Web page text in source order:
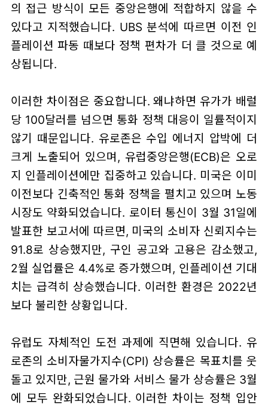
의 접근 방식이 모든 중앙은행에 적합하지 않을 수
있다고 지적했습니다. UBS 분석에 따르면 이전 인
플레이션 파동 때보다 정책 편차가 더 클 것으로 예
상됩니다.
이러한 차이점은 중요합니다. 왜냐하면 유가가 배럴
당 100달러를 넘으면 통화 정책 대응이 일률적이지
않기 때문입니다. 유로존은 수입 에너지 압박에 더
크게 노출되어 있으며, 유럽중앙은행(ECB)은 오로
지 인플레이션에만 집중하고 있습니다. 미국은 이미
이전보다 긴축적인 통화 정책을 펼치고 있으며 노동
시장도 약화되었습니다. 로이터 통신이 3월 31일에
발표한 보고서에 따르면, 미국의 소비자 신뢰지수는
91.8로 상승했지만, 구인 공고와 고용은 감소했고,
2월 실업률은 4.4%로 증가했으며, 인플레이션 기대
치는 급격히 상승했습니다. 이러한 환경은 2022년
보다 불리한 상황입니다.
유럽도 자체적인 도전 과제에 직면해 있습니다. 유
로존의 소비자물가지수(CPI) 상승률은 목표치를 웃
돌고 있지만, 근원 물가와 서비스 물가 상승률은 3월
에 모두 완화되었습니다. 이러한 차이는 정책 입안